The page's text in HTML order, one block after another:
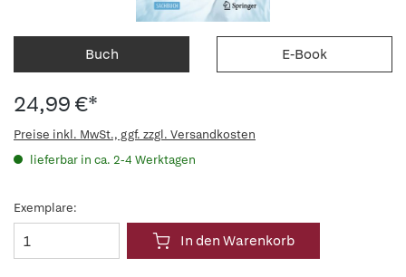
Buch E-Book
24,99 €*
Preise inkl. MwSt., ggf. zzgl. Versandkosten
lieferbar in ca. 2-4 Werktagen
Exemplare:
In den Warenkorb